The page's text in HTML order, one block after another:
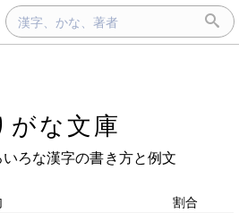
がな文庫
いろな漢字の書き方と例文
割合